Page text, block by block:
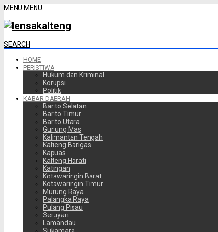
MENU MENU
SEARCH
HOME
PERISTIWA
Hukum dan Kriminal
Korupsi
Politik
KABAR DAERAH
Barito Selatan
Barito Timur
Barito Utara
Gunung Mas
Kalimantan Tengah
Kalteng Barigas
Kapuas
Kalteng Harati
Katingan
Kotawaringin Barat
Kotawaringin Timur
Murung Raya
Palangka Raya
Pulang Pisau
Seruyan
Lamandau